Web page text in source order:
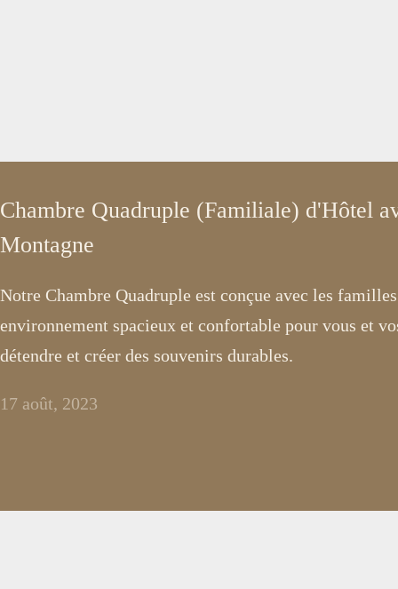
Chambre Quadruple (Familiale) d'Hôtel
Montagne
Notre Chambre Quadruple est conçue avec les
environnement spacieux et confortable pour vous et
détendre et créer des souvenirs durables.
17 août, 2023